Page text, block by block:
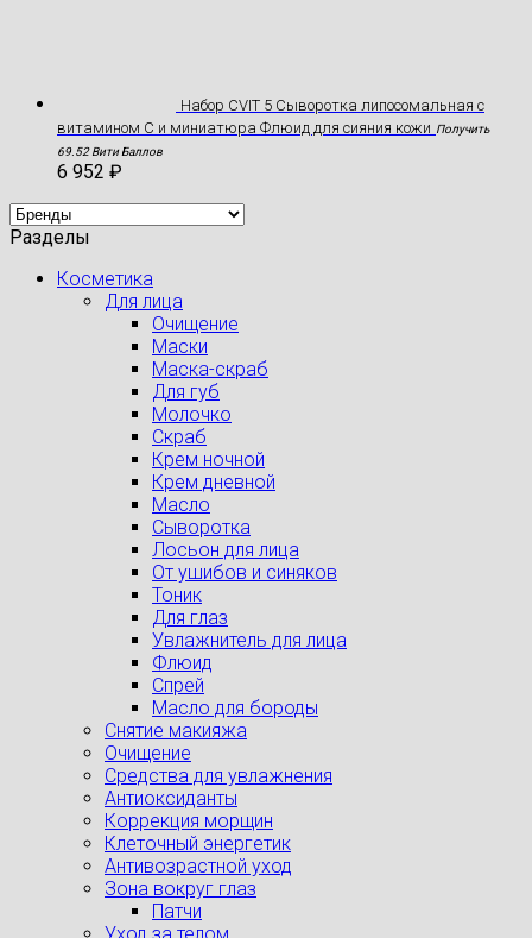
Набор CVIT 5 Сыворотка липосомальная с
витамином С и миниатюра Флюид для сияния кожи Получить
69.52 Вити Баллов
6 952 ₽
Разделы
Косметика
Для лица
Очищение
Маски
Маска-скраб
Для губ
Молочко
Скраб
Крем ночной
Крем дневной
Масло
Сыворотка
Лосьон для лица
От ушибов и синяков
Тоник
Для глаз
Увлажнитель для лица
Флюид
Спрей
Масло для бороды
Снятие макияжа
Очищение
Средства для увлажнения
Антиоксиданты
Коррекция морщин
Клеточный энергетик
Антивозрастной уход
Зона вокруг глаз
Патчи